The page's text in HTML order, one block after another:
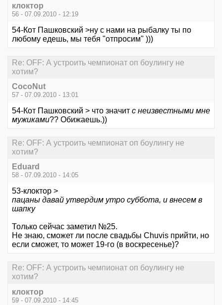
клоктор
56 - 07.09.2010 - 12:19
54-Кот Пашковский >ну с нами на рыбалку ты по
любому едешь, мы тебя "отпросим" )))
Re: OFF: А устроить чемпионат оп боулингу не
хотим?
CocoNut
57 - 07.09.2010 - 13:01
54-Кот Пашковский > что значит с неизвестными мне
мужиками?? Обижаешь.))
Re: OFF: А устроить чемпионат оп боулингу не
хотим?
Eduard
58 - 07.09.2010 - 14:05
53-клоктор >
пацаны давай утвердим утро суббота, и внесем в
шапку
Только сейчас заметил №25.
Не знаю, сможет ли после свадьбы Chuvis прийти, но
если сможет, то может 19-го (в воскресенье)?
Re: OFF: А устроить чемпионат оп боулингу не
хотим?
клоктор
59 - 07.09.2010 - 14:45